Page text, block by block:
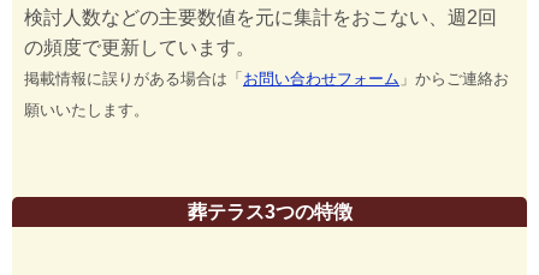
検討人数などの主要数値を元に集計をおこない、週2回
の頻度で更新しています。
掲載情報に誤りがある場合は「お問い合わせフォーム 」からご連絡お
願いいたします。
葬テラス3つの特徴